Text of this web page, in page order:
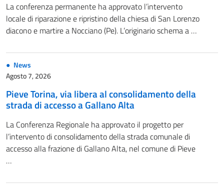
La conferenza permanente ha approvato l’intervento
locale di riparazione e ripristino della chiesa di San Lorenzo
diacono e martire a Nocciano (Pe). L’originario schema a …
News
Agosto 7, 2026
Pieve Torina, via libera al consolidamento della
strada di accesso a Gallano Alta
La Conferenza Regionale ha approvato il progetto per
l’intervento di consolidamento della strada comunale di
accesso alla frazione di Gallano Alta, nel comune di Pieve
…